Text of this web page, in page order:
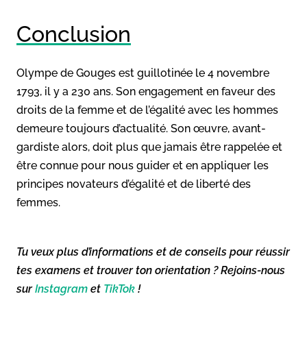
Conclusion
Olympe de Gouges est guillotinée le 4 novembre
1793, il y a 230 ans. Son engagement en faveur des
droits de la femme et de l’égalité avec les hommes
demeure toujours d’actualité. Son œuvre, avant-
gardiste alors, doit plus que jamais être rappelée et
être connue pour nous guider et en appliquer les
principes novateurs d’égalité et de liberté des
femmes.
Tu veux plus d’informations et de conseils pour réussir
tes examens et trouver ton orientation ? Rejoins-nous
surInstagram et TikTok !